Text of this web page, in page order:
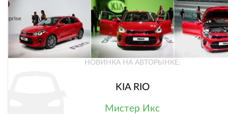
НОВИНКА НА АВТОРЫНКЕ:
KIA RIO
Мистер Икс